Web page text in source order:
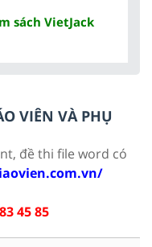
sách VietJack
VIÊN VÀ PHỤ
đề thi file word có
45 85